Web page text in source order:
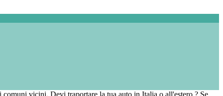
vicini. Devi traportare la tua auto in Italia o all'estero ? Se